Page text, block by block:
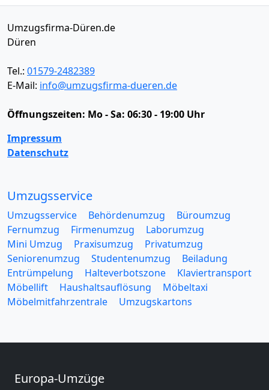
Umzugsfirma-Düren.de
Düren
Tel.: 01579-2482389
E-Mail: info@umzugsfirma-dueren.de
Öffnungszeiten: Mo - Sa: 06:30 - 19:00 Uhr
Impressum
Datenschutz
Umzugsservice
Umzugsservice Behördenumzug
Büroumzug
Fernumzug
Firmenumzug
Laborumzug
Mini Umzug
Praxisumzug
Privatumzug
Seniorenumzug
Studentenumzug
Beiladung
Entrümpelung
Halteverbotszone
Klaviertransport
Möbellift
Haushaltsauflösung
Möbeltaxi
Möbelmitfahrzentrale
Umzugskartons
Europa-Umzüge